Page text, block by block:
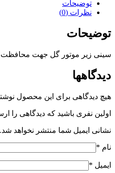
توضیحات
نظرات (0)
توضیحات
سینی زیر موتور گل جهت محافظت
دیدگاهها
هیچ دیدگاهی برای این محصول
اولین نفری باشید که دیدگاهی را
نشانی ایمیل شما منتشر نخواهد شد.
نام *
ایمیل *